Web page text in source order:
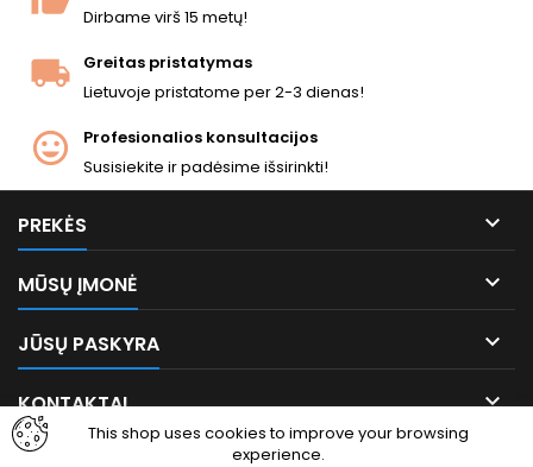
Dirbame virš 15 metų!
Greitas pristatymas
Lietuvoje pristatome per 2-3 dienas!
Profesionalios konsultacijos
Susisiekite ir padėsime išsirinkti!
PREKĖS 
MŪSŲ ĮMONĖ 
JŪSŲ PASKYRA 
KONTAKTAI 
This shop uses cookies to improve your browsing
experience.